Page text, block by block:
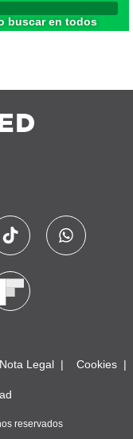
buscar en todos
Nota Legal Cookies
reservados